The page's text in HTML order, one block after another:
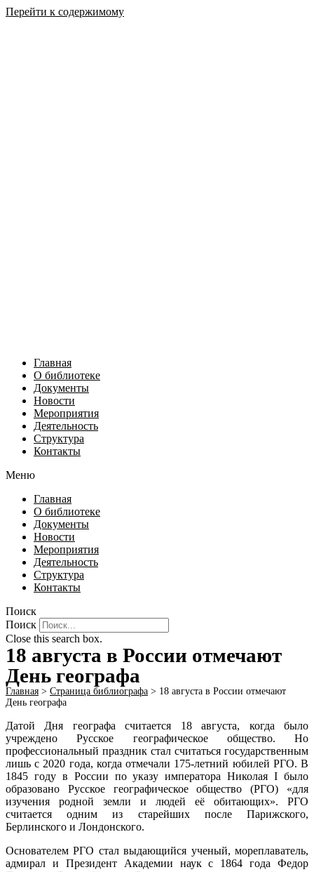
Перейти к содержимому
Главная
О библиотеке
Документы
Новости
Мероприятия
Деятельность
Структура
Контакты
Меню
Главная
О библиотеке
Документы
Новости
Мероприятия
Деятельность
Структура
Контакты
Поиск
Поиск
Close this search box.
18 августа в России отмечают
День географа
Главная > Страница библиографа > 18 августа в России отмечают
День географа
Датой Дня географа считается 18 августа, когда было
учреждено Русское географическое общество. Но
профессиональный праздник стал считаться государственным
лишь с 2020 года, когда отмечали 175-летний юбилей РГО. В
1845 году в России по указу императора Николая I было
образовано Русское географическое общество (РГО) «для
изучения родной земли и людей её обитающих». РГО
считается одним из старейших после Парижского,
Берлинского и Лондонского.
Основателем РГО стал выдающийся ученый, мореплаватель,
адмирал и Президент Академии наук с 1864 года Федор